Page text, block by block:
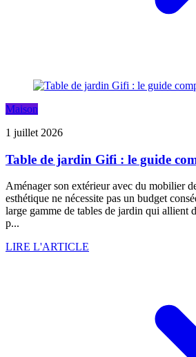
Maison
1 juillet 2026
Table de jardin Gifi : le guide
Aménager son extérieur avec du mobilier
esthétique ne nécessite pas un budget
large gamme de tables de jardin qui allient
p...
LIRE L'ARTICLE